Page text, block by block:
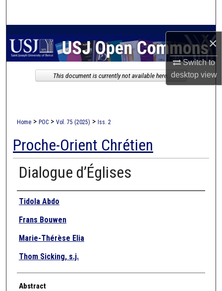
×
Switch to
desktopview
My Account
Home > POC > Vol. 75 (2025) > Iss. 2
Proche-Orient Chrétien
Dialogue d’Églises
Authors
Tidola Abdo
Frans Bouwen
Marie-Thérèse Elia
Thom Sicking, s.j.
Abstract
This document is currently not available here.